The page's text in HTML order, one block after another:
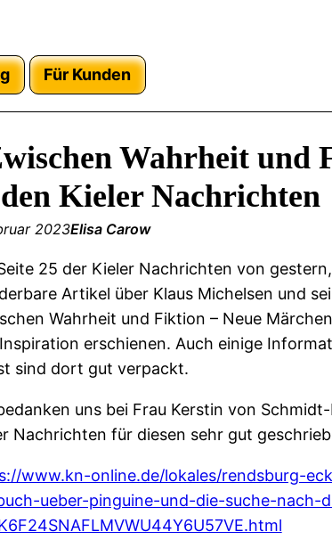
Für Kunden
Wahrheit und
Kieler Nachrichten
2023Elisa Carow
25 der Kieler Nachrichten von
Artikel über Klaus Michelsen und
Wahrheit und Fiktion – Neue
erschienen. Auch einige
sind dort gut verpackt.
uns bei Frau Kerstin von
Nachrichten für diesen sehr gut
www.kn-online.de/lokales/rendsburg-
ueber-pinguine-und-die-suche-nach-